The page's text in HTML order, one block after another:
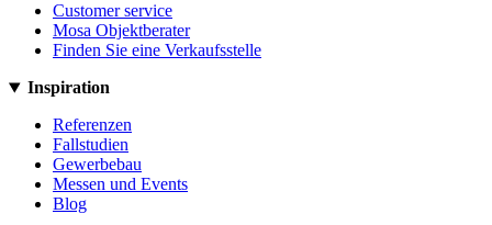
Customer service
Mosa Objektberater
Finden Sie eine Verkaufsstelle
Inspiration
Referenzen
Fallstudien
Gewerbebau
Messen und Events
Blog